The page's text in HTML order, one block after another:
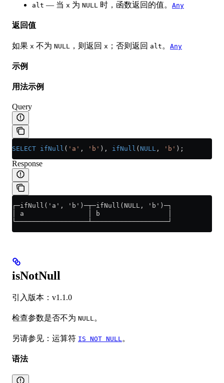
alt — 当 x 为 NULL 时，函数返回的值。 Any
返回值
如果 x 不为 NULL ，则返回 x ；否则返回 alt 。 Any
示例
用法示例
Query
SELECT ifNull ( 'a' , 'b' ), ifNull ( NULL , 'b' );
Response
┌─ifNull('a', 'b')─┬─ifNull(NULL, 'b')─┐
│ a                │ b                 │
└──────────────────┴───────────────────┘
isNotNull
引入版本：v1.1.0
检查参数是否不为 NULL。
另请参见：运算符 IS NOT NULL。
语法